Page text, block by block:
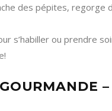
des pépites, regorge
s’habiller ou prendre